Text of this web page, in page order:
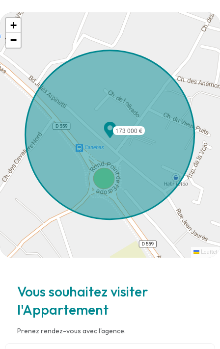
173 000 €
+
−
Leaflet
Vous souhaitez visiter
l'Appartement
Prenez rendez-vous avec l'agence.